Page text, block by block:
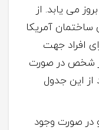
می یابد. از
آمریکا
افراد جهت
شخص در صورت
از این جدول
صورت وجود